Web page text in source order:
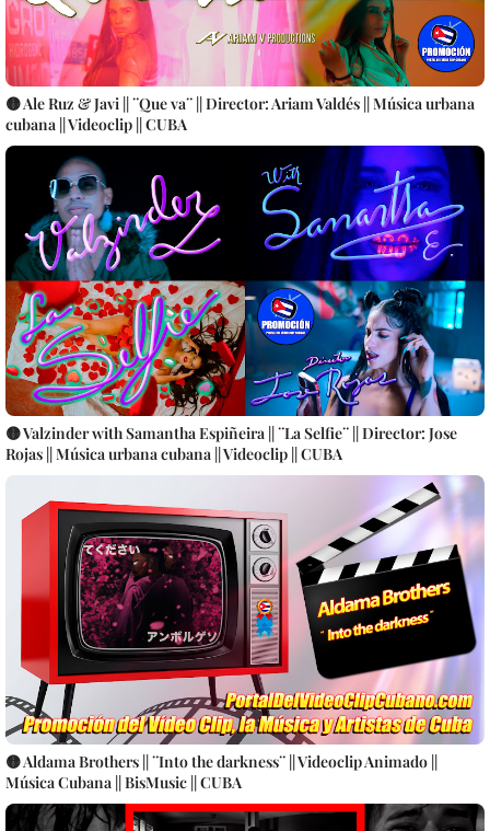
🟡 Ale Ruz & Javi || ¨Que va¨ || Director: Ariam Valdés || Música urbana
cubana || Videoclip || CUBA
🟡 Valzinder with Samantha Espiñeira || ¨La Selfie¨ || Director: Jose
Rojas || Música urbana cubana || Videoclip || CUBA
🟡 Aldama Brothers || ¨Into the darkness¨ || Videoclip Animado ||
Música Cubana || BisMusic || CUBA